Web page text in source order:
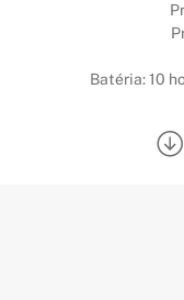
Batéria: 10